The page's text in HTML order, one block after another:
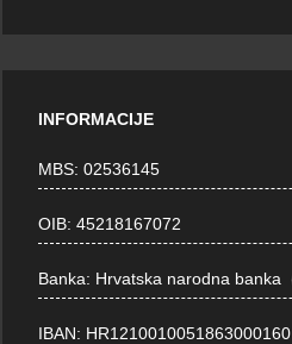
INFORMACIJE
MBS: 02536145
OIB: 45218167072
Banka: Hrvatska narodna banka
IBAN: HR1210010051863000160